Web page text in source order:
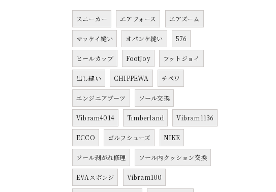
スニーカー エアフォース エアズーム
マッケイ縫い オパンケ縫い 576
ヒールカップ FootJoy フットジョイ
出し縫い CHIPPEWA チペワ
エンジニアブーツ ソール交換
Vibram4014 Timberland Vibram1136
ECCO ゴルフシューズ NIKE
ソール剥がれ修理 ソール内クッション交換
EVAスポンジ Vibram100